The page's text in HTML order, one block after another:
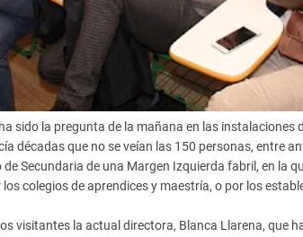
sido la pregunta de la mañana en las instalaciones
décadas que no se veían las 150 personas, entre
de Secundaria de una Margen Izquierda fabril, en la
colegios de aprendices y maestría, o por los
visitantes la actual directora, Blanca Llarena, que